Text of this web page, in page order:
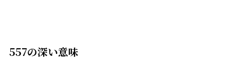
557の深い意味